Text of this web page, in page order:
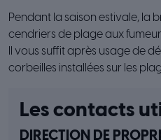
Pendant la saison estivale, la
cendriers de plage aux
Il vous suffit après usage de
corbeilles installées sur les
Les contacts
DIRECTION DE